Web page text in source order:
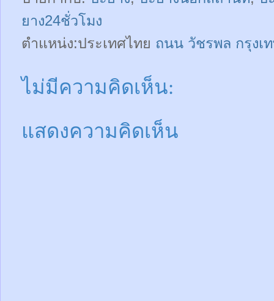
ยาง24ชั่วโมง
ตำแหน่ง:ประเทศไทย ถนน วัชรพล กรุงเ
ไม่มีความคิดเห็น:
แสดงความคิดเห็น